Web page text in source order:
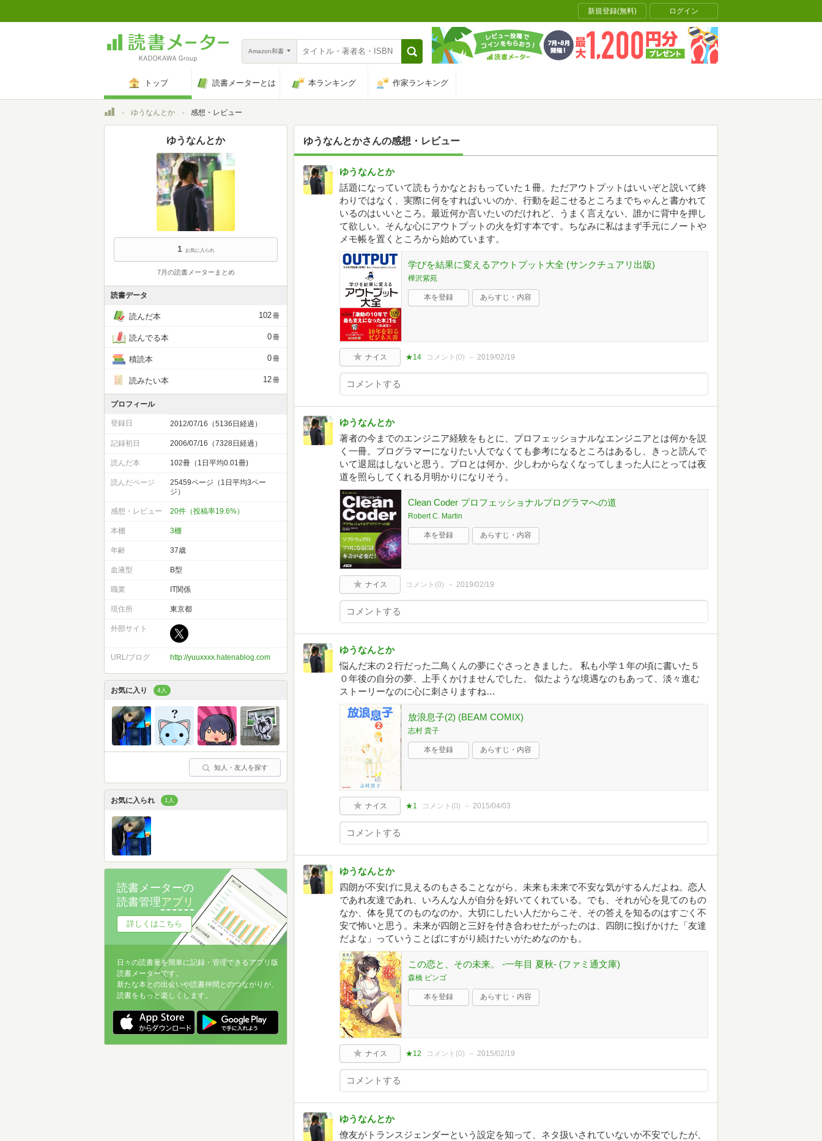
新規登録(無料) ログイン
Amazon和書
トップ 読書メーターとは 本ランキング 作家ランキング
トップゆうなんとか 感想・レビュー
ゆうなんとかさんの感想・レビュー
ゆうなんとか
話題になっていて読もうかなとおもっていた１冊。ただアウトプットはいいぞと説いて終
わりではなく、実際に何をすればいいのか、行動を起こせるところまでちゃんと書かれて
いるのはいいところ。最近何か言いたいのだけれど、うまく言えない、誰かに背中を押し
て欲しい。そんな心にアウトプットの火を灯す本です。ちなみに私はまず手元にノートや
メモ帳を置くところから始めています。
学びを結果に変えるアウトプット大全 (サンクチュアリ出版)
樺沢紫苑
本を登録 あらすじ・内容
ナイス ★14 コメント(0) 2019/02/19
ゆうなんとか
著者の今までのエンジニア経験をもとに、プロフェッショナルなエンジニアとは何かを説
く一冊。プログラマーになりたい人でなくても参考になるところはあるし、きっと読んで
いて退屈はしないと思う。プロとは何か、少しわからなくなってしまった人にとっては夜
道を照らしてくれる月明かりになりそう。
Clean Coder プロフェッショナルプログラマへの道
Robert C. Martin
本を登録 あらすじ・内容
ナイス コメント(0) 2019/02/19
ゆうなんとか
悩んだ末の２行だった二鳥くんの夢にぐさっときました。 私も小学１年の頃に書いた５
０年後の自分の夢、上手くかけませんでした。 似たような境遇なのもあって、淡々進む
ストーリーなのに心に刺さりますね…
放浪息子(2) (BEAM COMIX)
志村 貴子
本を登録 あらすじ・内容
ナイス ★1 コメント(0) 2015/04/03
ゆうなんとか
四朗が不安げに見えるのもさることながら、未来も未来で不安な気がするんだよね。恋人
であれ友達であれ、いろんな人が自分を好いてくれている。でも、それが心を見てのもの
なか、体を見てのものなのか。大切にしたい人だからこそ、その答えを知るのはすごく不
安で怖いと思う。未来が四朗と三好を付き合わせたがったのは、四朗に投げかけた「友達
だよな」っていうことばにすがり続けたいがためなのかも。
この恋と、その未来。 -一年目 夏秋- (ファミ通文庫)
森橋 ビンゴ
本を登録 あらすじ・内容
ナイス ★12 コメント(0) 2015/02/19
ゆうなんとか
僚友がトランスジェンダーという設定を知って、ネタ扱いされていないか不安でしたが、
ゆうなんとか
1 お気に入られ
7月の読書メーターまとめ
読書データ
読んだ本 102冊
読んでる本 0冊
積読本 0冊
読みたい本 12冊
プロフィール
登録日 2012/07/16（5136日経過）
記録初日 2006/07/16（7328日経過）
読んだ本 102冊（1日平均0.01冊)
読んだページ
25459ページ（1日平均3ペー
ジ）
感想・レビュー 20件（投稿率19.6%）
本棚 3棚
年齢 37歳
血液型 B型
職業 IT関係
現住所 東京都
外部サイト
URL/ブログ http://yuuxxxx.hatenablog.com
お気に入り 4人
知人・友人を探す
お気に入られ 1人
読書メーターの
読書管理アプリ
詳しくはこちら
日々の読書量を簡単に記録・管理できるアプリ版
読書メーターです。
新たな本との出会いや読書仲間とのつながりが、
読書をもっと楽しくします。